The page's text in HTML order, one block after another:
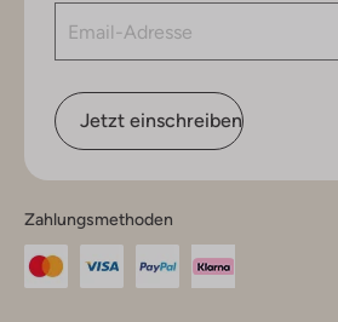
Jetzt einschreiben
Zahlungsmethoden